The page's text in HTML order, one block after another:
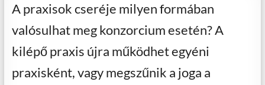
A praxisok cseréje milyen formában
valósulhat meg konzorcium esetén? A
kilépő praxis újra működhet egyéni
praxisként, vagy megszűnik a joga a